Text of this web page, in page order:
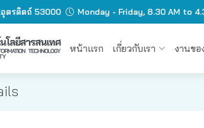
อุตรดิตถ์ 53000 Monday - Friday, 8.30 AM to
หน้าแรก เกี่ยวกับเรา งานขอ